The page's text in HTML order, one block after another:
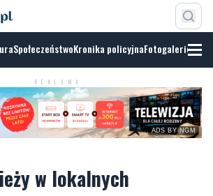
SpołeczeństwoKronika policyjnaFotogalerie
REKLAMA
NGM
w lokalnych